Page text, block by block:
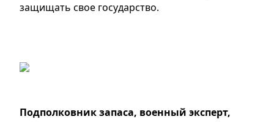
защищать свое государство.
Подполковник запаса, военный эксперт,